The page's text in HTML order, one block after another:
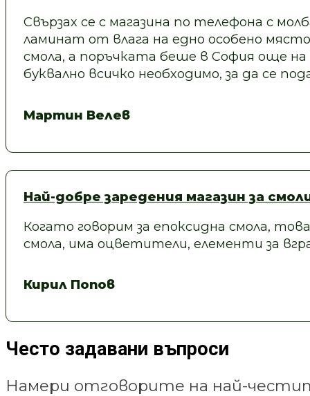
Свързах се с магазина по телефона с
ламинат от влага на едно особено
смола, а поръчката беше в София още
буквално всичко необходимо, за да се
Мартин Велев
Най-добре заредения магазин за
Когато говорим за епоксидна смола,
смола, има оцветители, елементи за
Кирил Попов
Често задавани въпроси
Намери отговорите на най-